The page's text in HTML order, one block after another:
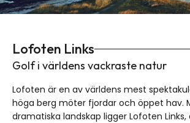
Lofoten Links
Golf i världens vackraste natur
Lofoten är en av världens mest
höga berg möter fjordar och öppet hav.
dramatiska landskap ligger Lofoten